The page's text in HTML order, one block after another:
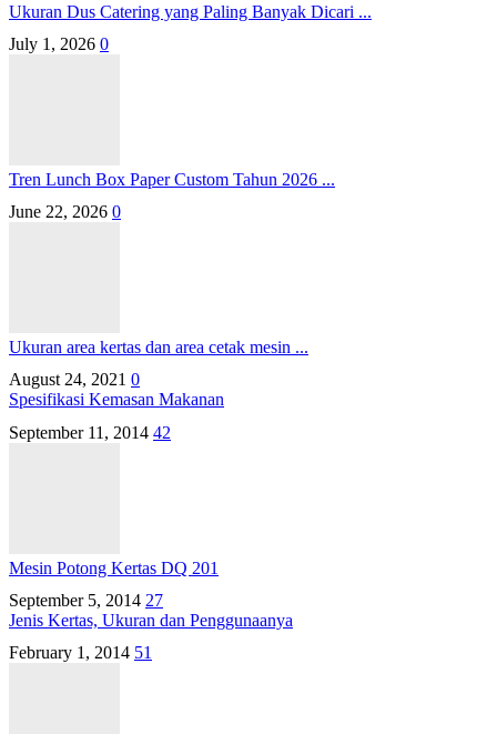
Ukuran Dus Catering yang Paling Banyak Dicari ...
July 1, 2026 0
Tren Lunch Box Paper Custom Tahun 2026 ...
June 22, 2026 0
Ukuran area kertas dan area cetak mesin ...
August 24, 2021 0
Spesifikasi Kemasan Makanan
September 11, 2014 42
Mesin Potong Kertas DQ 201
September 5, 2014 27
Jenis Kertas, Ukuran dan Penggunaanya
February 1, 2014 51